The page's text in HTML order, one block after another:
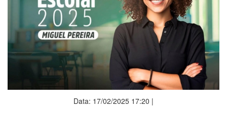
Data: 17/02/2025 17:20 |